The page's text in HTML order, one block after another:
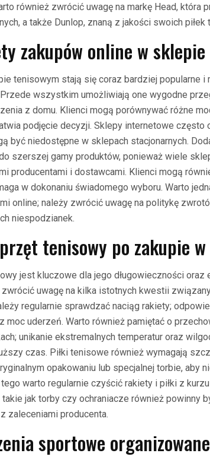
również zwrócić uwagę na markę Head, która
a także Dunlop, znaną z jakości swoich piłek
zakupów online w
tenisowym stają się coraz bardziej popularne i
wszystkim umożliwiają one wygodne
z domu. Klienci mogą porównywać różne
podjęcie decyzji. Sklepy internetowe często
być niedostępne w sklepach stacjonarnych.
szerszej gamy produktów, ponieważ wiele
producentami i dostawcami. Klienci mogą
w dokonaniu świadomego wyboru. Warto
online; należy zwrócić uwagę na politykę
niespodzianek.
tenisowy po zakupie
jest kluczowe dla jego długowieczności oraz
uwagę na kilka istotnych kwestii
regularnie sprawdzać naciąg rakiety;
moc uderzeń. Warto również pamiętać o
unikanie ekstremalnych temperatur oraz
czas. Piłki tenisowe również wymagają
opakowaniu lub specjalnej torbie, aby
warto regularnie czyścić rakiety i piłki z kurzu
jak torby czy ochraniacze również powinny
zaleceniami producenta.
sportowe